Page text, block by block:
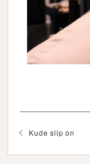
Kude slip on